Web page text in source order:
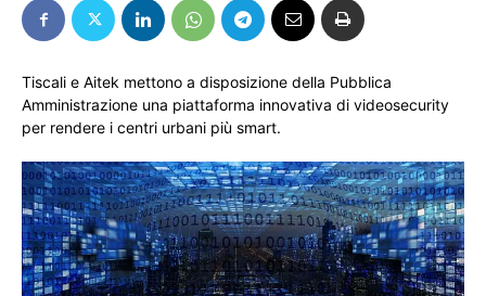
Tiscali e Aitek mettono a disposizione della Pubblica
Amministrazione una piattaforma innovativa di videosecurity
per rendere i centri urbani più smart.